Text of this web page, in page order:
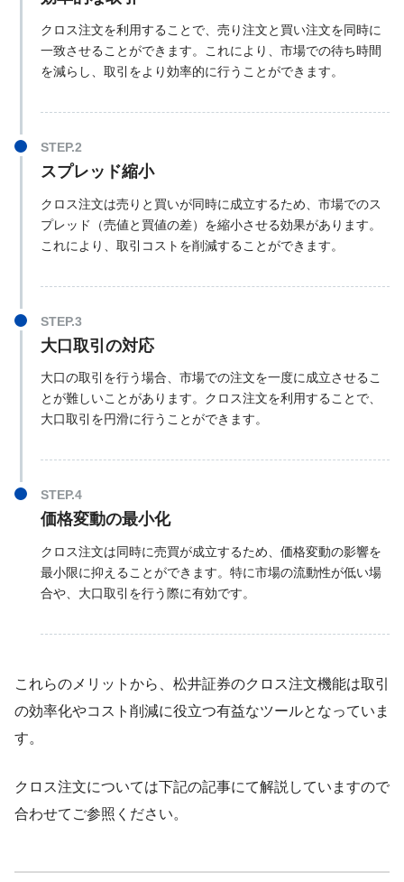
クロス注文を利用することで、売り注文と買い注文を同時に
一致させることができます。これにより、市場での待ち時間
を減らし、取引をより効率的に行うことができます。
スプレッド縮小
クロス注文は売りと買いが同時に成立するため、市場でのス
プレッド（売値と買値の差）を縮小させる効果があります。
これにより、取引コストを削減することができます。
大口取引の対応
大口の取引を行う場合、市場での注文を一度に成立させるこ
とが難しいことがあります。クロス注文を利用することで、
大口取引を円滑に行うことができます。
価格変動の最小化
クロス注文は同時に売買が成立するため、価格変動の影響を
最小限に抑えることができます。特に市場の流動性が低い場
合や、大口取引を行う際に有効です。
これらのメリットから、松井証券のクロス注文機能は取引
の効率化やコスト削減に役立つ有益なツールとなっていま
す。
クロス注文については下記の記事にて解説していますので
合わせてご参照ください。